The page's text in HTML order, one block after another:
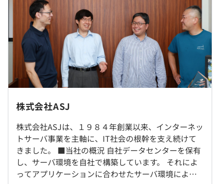
■クラウド勤怠管理システム『TimeBiz』
■フリーアドレス在席管理サービス『セキメル』
■クラウド座席予約受付システム『シートリザーブ』
■貸会議室予約システム『カシカイ』
＜Webサーバ＞
■ASJサーバ
■ドメイン取得サービス『eドメインで.com』
＜その他＞
■決済代行サービス『ASJペイメント』
■全国商工会議所向け検定試験管理システム
■クラウド電子申請システム『ez-GoV（イージーガ
ブ）』
データセンターの住所は公開していないため、正確な住所
は面接の際にお伝えいたします。 ※客先常駐ではありま
せん。
本社住所
〒332-0017 埼玉県川口市栄町3-2-16
就業場所の変更範囲
（※ 想定年収 は年収提示額を保証するものではありません）
※試用期間後、時差勤務（10:00 〜 18:30）も選択可能
の自主性に任せています
平均残業時間：平均10時間／月
株式会社ASJ
株式会社ASJは、１９８４年創業以来、インターネッ
トサーバ事業を主軸に、IT社会の根幹を支え続けて
きました。 ■当社の概況 自社データセンターを保有
し、サーバ環境を自社で構築しています。 それによ
ってアプリケーションに合わせたサーバ環境による